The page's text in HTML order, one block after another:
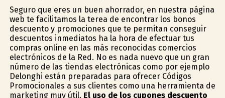
Seguro que eres un buen ahorrador, en nuestra página
web te facilitamos la terea de encontrar los bonos
descuento y promociones que te permitan conseguir
descuentos inmediatos ha la hora de efectuar tus
compras online en las más reconocidas comercios
electrónicos de la Red. No es nada nuevo que un gran
número de las tiendas electrónicas como por ejemplo
Delonghi están preparadas para ofrecer Códigos
Promocionales a sus clientes como una herramienta de
marketing muy útil. El uso de los cupones descuento